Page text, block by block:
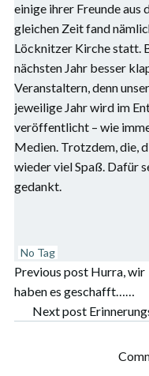
einige ihrer Freunde aus
gleichen Zeit fand
Löcknitzer Kirche statt.
nächsten Jahr besser
Veranstaltern, denn
jeweilige Jahr wird im
veröffentlicht – wie
Medien. Trotzdem, die,
wieder viel Spaß. Dafür
gedankt.
No Tag
Post
Previous post Hurra, wir
haben es geschafft……
Post
Next post